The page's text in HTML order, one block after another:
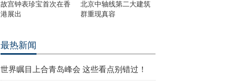
故宫钟表珍宝首次在香
港展出
北京中轴线第二大建筑
群重现真容
最热新闻
世界瞩目上合青岛峰会 这些看点别错过！